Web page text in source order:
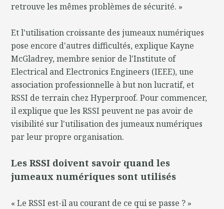
retrouve les mêmes problèmes de sécurité. »
Et l'utilisation croissante des jumeaux numériques
pose encore d'autres difficultés, explique Kayne
McGladrey, membre senior de l'Institute of
Electrical and Electronics Engineers (IEEE), une
association professionnelle à but non lucratif, et
RSSI de terrain chez Hyperproof. Pour commencer,
il explique que les RSSI peuvent ne pas avoir de
visibilité sur l'utilisation des jumeaux numériques
par leur propre organisation.
Les RSSI doivent savoir quand les
jumeaux numériques sont utilisés
« Le RSSI est-il au courant de ce qui se passe ? »